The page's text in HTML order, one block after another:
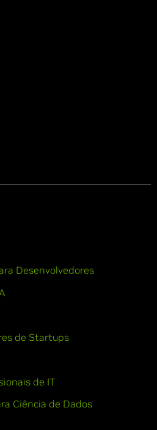
Desenvolvedores
de Startups
de IT
Ciência de Dados